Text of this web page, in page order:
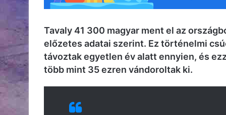
Tavaly 41 300 magyar ment el az
előzetes adatai szerint. Ez történelmi
távoztak egyetlen év alatt ennyien, és
több mint 35 ezren vándoroltak ki.